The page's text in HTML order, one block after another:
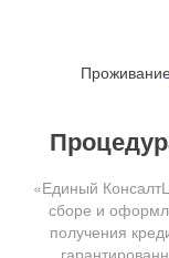
Проживание
«Единый
сборе и
получения